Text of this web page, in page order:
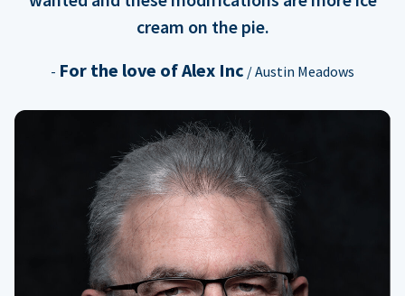
cream on the pie.
- For the love of Alex Inc / Austin Meadows